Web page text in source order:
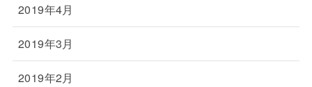
2019年4月
2019年3月
2019年2月